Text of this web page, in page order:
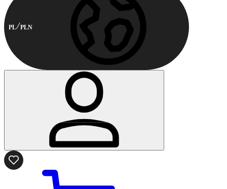
PL PLN